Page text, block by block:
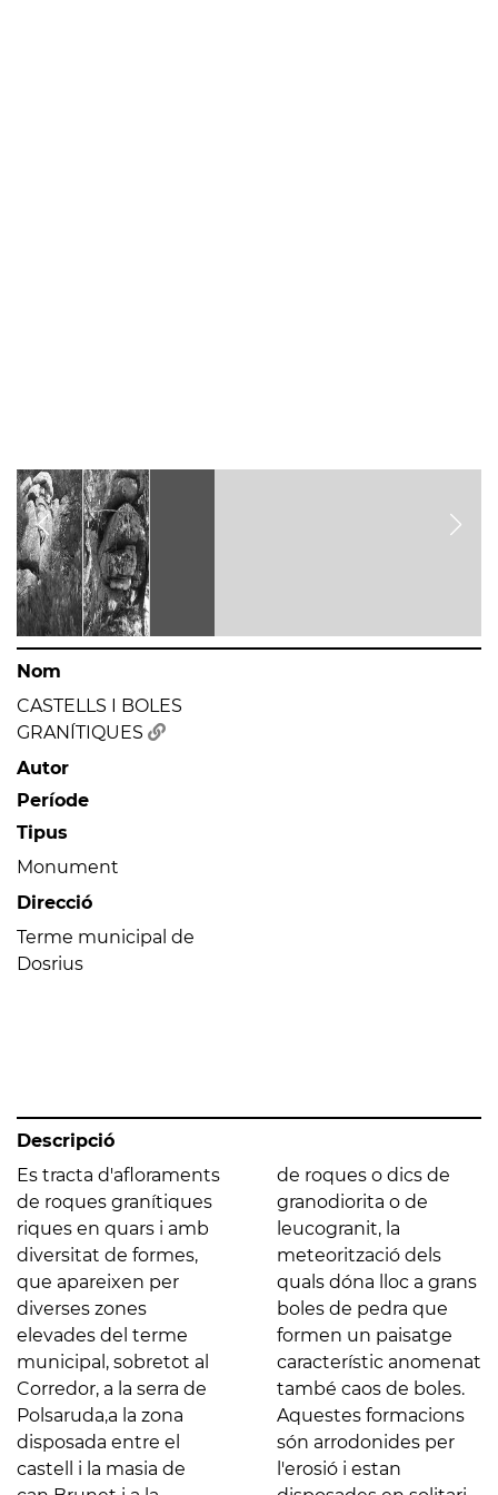
Nom
CASTELLS I BOLES
GRANÍTIQUES
Autor
Període
Tipus
Monument
Direcció
Terme municipal de
Dosrius
Descripció
Es tracta d'afloraments
de roques granítiques
riques en quars i amb
diversitat de formes,
que apareixen per
diverses zones
elevades del terme
municipal, sobretot al
Corredor, a la serra de
Polsaruda,a la zona
disposada entre el
castell i la masia de
de roques o dics de
granodiorita o de
leucogranit, la
meteorització dels
quals dóna lloc a grans
boles de pedra que
formen un paisatge
característic anomenat
també caos de boles.
Aquestes formacions
són arrodonides per
l'erosió i estan